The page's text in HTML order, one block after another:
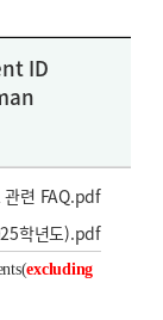
ID
관련 FAQ.pdf
학년도).pdf
excluding